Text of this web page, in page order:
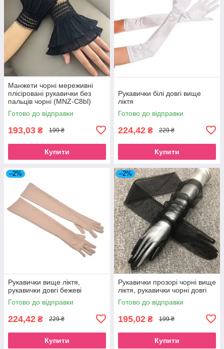
Манжети чорні мереживні
плісіровані рукавички без
пальців чорні (MNZ-C8bl)
Готово до відправки
193,03 ₴ 199 ₴
Купити
Рукавички білі довгі вище
ліктя
Готово до відправки
224,42 ₴ 229 ₴
Купити
–2%
Рукавички вище ліктя,
рукавички довгі бежеві
Готово до відправки
224,42 ₴ 229 ₴
Купити
–2%
Рукавички прозорі чорні вище
ліктя, рукавички чорні довгі
Готово до відправки
195,02 ₴ 199 ₴
Купити